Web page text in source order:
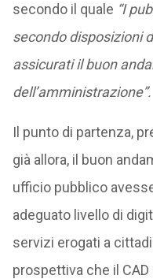
secondo il quale “I
secondo disposizioni
assicurati il buon
dell’amministrazione”.
Il punto di partenza,
già allora, il buon
ufficio pubblico
adeguato livello di
servizi erogati a
prospettiva che il